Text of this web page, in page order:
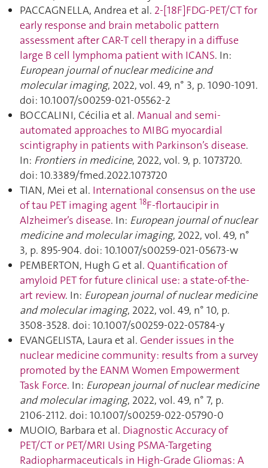
PACCAGNELLA, Andrea et al. 2-[18F]FDG-PET/CT for
early response and brain metabolic pattern
assessment after CAR-T cell therapy in a diffuse
large B cell lymphoma patient with ICANS. In:
European journal of nuclear medicine and
molecular imaging, 2022, vol. 49, n° 3, p. 1090‑1091.
doi: 10.1007/s00259-021-05562-2
BOCCALINI, Cécilia et al. Manual and semi-
automated approaches to MIBG myocardial
scintigraphy in patients with Parkinson’s disease.
In: Frontiers in medicine, 2022, vol. 9, p. 1073720.
doi: 10.3389/fmed.2022.1073720
TIAN, Mei et al. International consensus on the use
of tau PET imaging agent 18F-flortaucipir in
Alzheimer’s disease. In: European journal of nuclear
medicine and molecular imaging, 2022, vol. 49, n°
3, p. 895‑904. doi: 10.1007/s00259-021-05673-w
PEMBERTON, Hugh G et al. Quantification of
amyloid PET for future clinical use: a state-of-the-
art review. In: European journal of nuclear medicine
and molecular imaging, 2022, vol. 49, n° 10, p.
3508‑3528. doi: 10.1007/s00259-022-05784-y
EVANGELISTA, Laura et al. Gender issues in the
nuclear medicine community : results from a survey
promoted by the EANM Women Empowerment
Task Force. In: European journal of nuclear medicine
and molecular imaging, 2022, vol. 49, n° 7, p.
2106‑2112. doi: 10.1007/s00259-022-05790-0
MUOIO, Barbara et al. Diagnostic Accuracy of
PET/CT or PET/MRI Using PSMA-Targeting
Radiopharmaceuticals in High-Grade Gliomas: A